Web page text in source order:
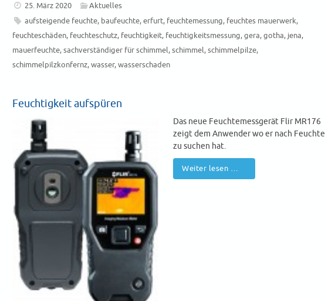
25. März 2020
Aktuelles
aufsteigende feuchte, baufeuchte,erfurt, feuchtemessung, feuchtes mauerwerk,
feuchteschäden, feuchteschutz, feuchtigkeit, feuchtigkeitsmessung,gera,gotha, jena,
mauerfeuchte,sachverständiger für schimmel,schimmel,schimmelpilze,
schimmelpilzkonfernz,wasser,wasserschaden
Feuchtigkeit aufspüren
Das neue Feuchtemessgerät Flir MR176
zeigt dem Anwender wo er nach Feuchte
zu suchen hat.
Weiter lesen …